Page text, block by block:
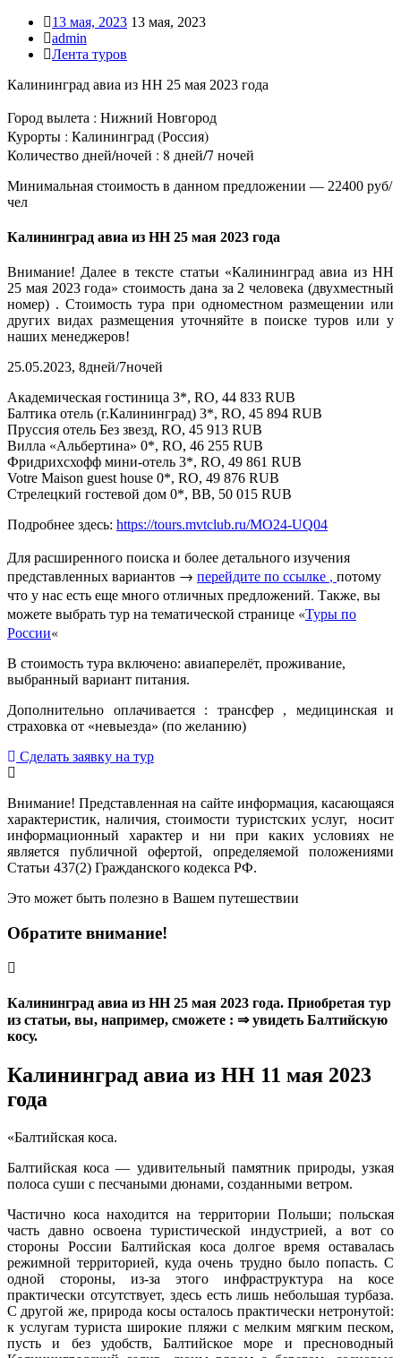
13 мая, 2023 13 мая, 2023
admin
Лента туров
Калининград авиа из НН 25 мая 2023 года
Город вылета : Нижний Новгород
Курорты : Калининград (Россия)
Количество дней/ночей : 8 дней/7 ночей
Минимальная стоимость в данном предложении — 22400 руб/
чел
Калининград авиа из НН 25 мая 2023 года
Внимание! Далее в тексте статьи «Калининград авиа из НН
25 мая 2023 года» стоимость дана за 2 человека (двухместный
номер) . Стоимость тура при одноместном размещении или
других видах размещения уточняйте в поиске туров или у
наших менеджеров!
25.05.2023, 8дней/7ночей
Академическая гостиница 3*, RO, 44 833 RUB
Балтика отель (г.Калининград) 3*, RO, 45 894 RUB
Пруссия отель Без звезд, RO, 45 913 RUB
Вилла «Альбертина» 0*, RO, 46 255 RUB
Фридрихсхофф мини-отель 3*, RO, 49 861 RUB
Votre Maison guest house 0*, RO, 49 876 RUB
Стрелецкий гостевой дом 0*, BB, 50 015 RUB
Подробнее здесь: https://tours.mvtclub.ru/MO24-UQ04
Для расширенного поиска и более детального изучения
представленных вариантов → перейдите по ссылке , потому
что у нас есть еще много отличных предложений. Также, вы
можете выбрать тур на тематической странице «Туры по
России«
В стоимость тура включено: авиаперелёт, проживание,
выбранный вариант питания.
Дополнительно оплачивается : трансфер , медицинская и
страховка от «невыезда» (по желанию)
Сделать заявку на тур
Внимание! Представленная на сайте информация, касающаяся
характеристик, наличия, стоимости туристских услуг, носит
информационный характер и ни при каких условиях не
является публичной офертой, определяемой положениями
Статьи 437(2) Гражданского кодекса РФ.
Это может быть полезно в Вашем путешествии
Обратите внимание!
Калининград авиа из НН 25 мая 2023 года. Приобретая тур
из статьи, вы, например, сможете : ⇒ увидеть Балтийскую
косу.
Калининград авиа из НН 11 мая 2023
года
«Балтийская коса.
Балтийская коса — удивительный памятник природы, узкая
полоса суши с песчаными дюнами, созданными ветром.
Частично коса находится на территории Польши; польская
часть давно освоена туристической индустрией, а вот со
стороны России Балтийская коса долгое время оставалась
режимной территорией, куда очень трудно было попасть. С
одной стороны, из-за этого инфраструктура на косе
практически отсутствует, здесь есть лишь небольшая турбаза.
С другой же, природа косы осталось практически нетронутой:
к услугам туриста широкие пляжи с мелким мягким песком,
пусть и без удобств, Балтийское море и пресноводный